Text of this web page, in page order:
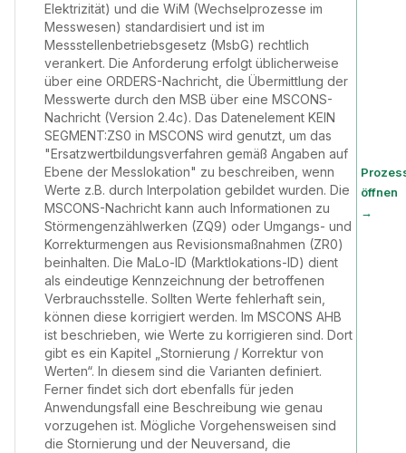
Elektrizität) und die WiM (Wechselprozesse im
Messwesen) standardisiert und ist im
Messstellenbetriebsgesetz (MsbG) rechtlich
verankert. Die Anforderung erfolgt üblicherweise
über eine ORDERS-Nachricht, die Übermittlung der
Messwerte durch den MSB über eine MSCONS-
Nachricht (Version 2.4c). Das Datenelement KEIN
SEGMENT:ZS0 in MSCONS wird genutzt, um das
"Ersatzwertbildungsverfahren gemäß Angaben auf
Ebene der Messlokation" zu beschreiben, wenn
Werte z.B. durch Interpolation gebildet wurden. Die
MSCONS-Nachricht kann auch Informationen zu
Störmengenzählwerken (ZQ9) oder Umgangs- und
Korrekturmengen aus Revisionsmaßnahmen (ZR0)
beinhalten. Die MaLo-ID (Marktlokations-ID) dient
als eindeutige Kennzeichnung der betroffenen
Verbrauchsstelle. Sollten Werte fehlerhaft sein,
können diese korrigiert werden. Im MSCONS AHB
ist beschrieben, wie Werte zu korrigieren sind. Dort
gibt es ein Kapitel „Stornierung / Korrektur von
Werten“. In diesem sind die Varianten definiert.
Ferner findet sich dort ebenfalls für jeden
Anwendungsfall eine Beschreibung wie genau
vorzugehen ist. Mögliche Vorgehensweisen sind
die Stornierung und der Neuversand, die
öffnen
→